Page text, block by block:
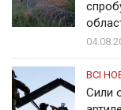
ВСІ
Сили